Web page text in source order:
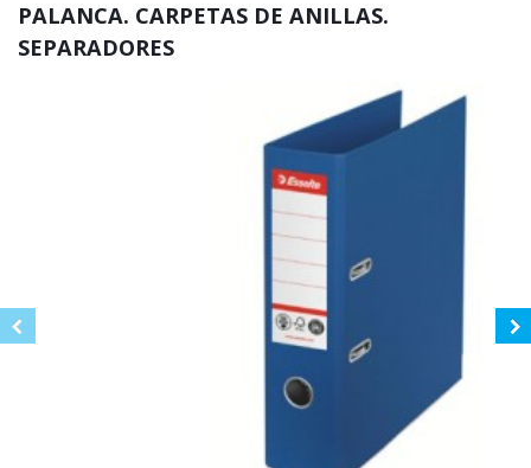
PALANCA. CARPETAS DE ANILLAS.
SEPARADORES